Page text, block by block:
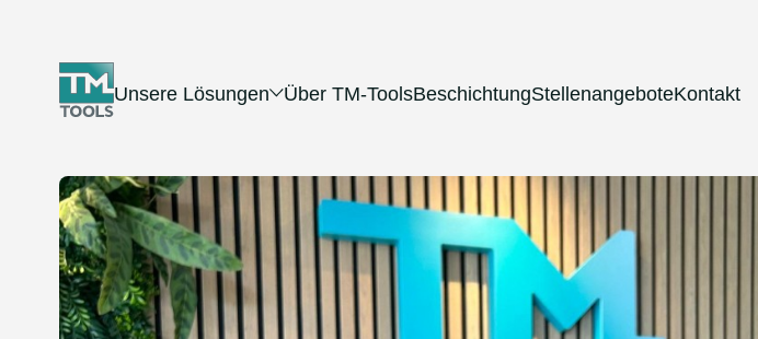
Unsere Lösungen Über TM-ToolsBeschichtungStellenangeboteKontakt